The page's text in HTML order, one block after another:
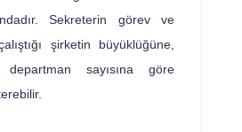
Sekreterin görev ve
şirketin büyüklüğüne,
sayısına göre